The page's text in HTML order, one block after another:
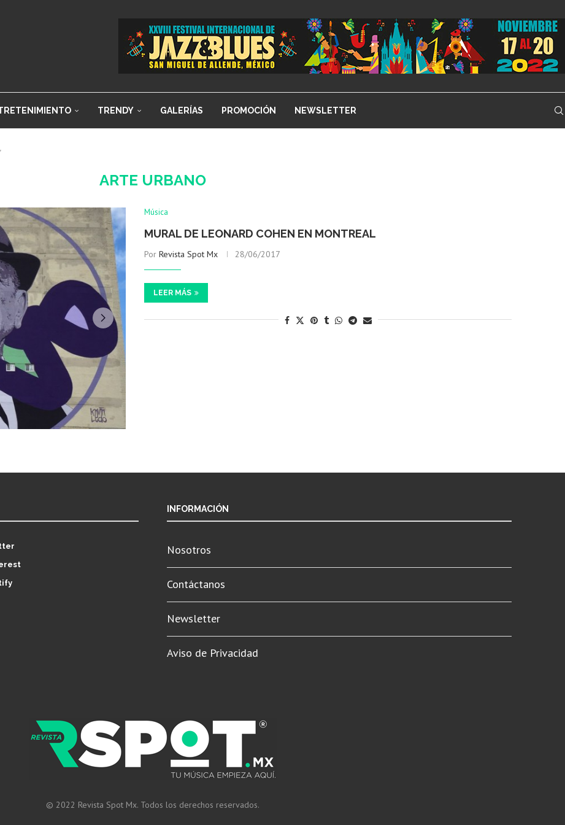
TRENDY GALERÍAS PROMOCIÓN NEWSLETTER
ARTE URBANO
Música
MURAL DE LEONARD COHEN EN MONTREAL
PorRevista Spot Mx 28/06/2017
LEER MÁS
INFORMACIÓN
Nosotros
Contáctanos
Newsletter
Aviso de Privacidad
© 2022 Revista Spot Mx. Todos los derechos reservados.